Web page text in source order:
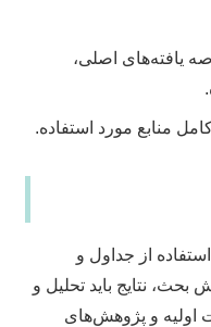
یافته‌های اصلی،
منابع مورد استفاده.
از جداول و
بحث، نتایج باید تحلیل و
اولیه و پژوهش‌های